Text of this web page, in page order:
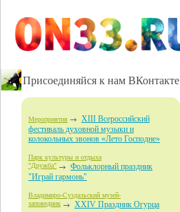
Присоединяйся к нам ВКонтакте
Мероприятия
XIII Всероссийский
фестиваль духовной музыки и
колокольных звонов «Лето Господне»
Парк культуры и отдыха
"Дружба"
Фольклорный праздник
"Играй гармонь"
Владимиро-Суздальский музей-
заповедник XXIV Праздник Огурца